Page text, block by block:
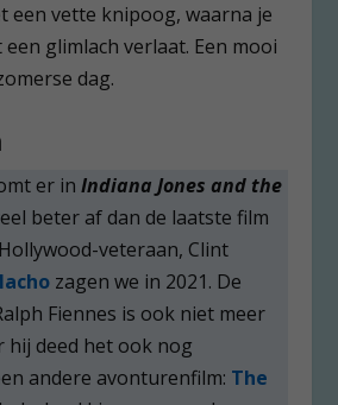
een vette knipoog, waarna je
glimlach verlaat. Een mooi
dag.
er inIndiana Jones and the
beter af dan de laatste film
veteraan, Clint
zagen we in 2021. De
Fiennes is ook niet meer
hij deed het ook nog
andere avonturenfilm: The